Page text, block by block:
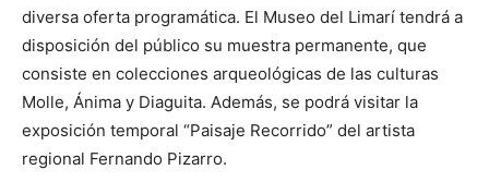
diversa oferta programática. El Museo del Limarí tendrá a
disposición del público su muestra permanente, que
consiste en colecciones arqueológicas de las culturas
Molle, Ánima y Diaguita. Además, se podrá visitar la
exposición temporal “Paisaje Recorrido” del artista
regional Fernando Pizarro.